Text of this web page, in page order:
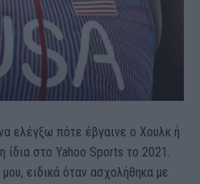
ελέγξω πότε έβγαινε ο Χουλκ ή
ίδια στο Yahoo Sports το 2021.
ειδικά όταν ασχολήθηκα με